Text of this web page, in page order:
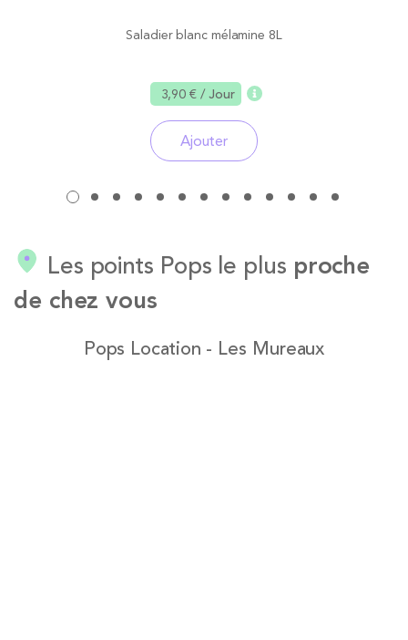
Saladier blanc mélamine 8L
3,90 €/ Jour
Ajouter
Les points Pops le plus proche
de chez vous
Pops Location - Les Mureaux